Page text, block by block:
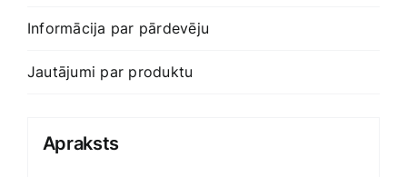
Informācija par pārdevēju
Jautājumi par produktu
Apraksts